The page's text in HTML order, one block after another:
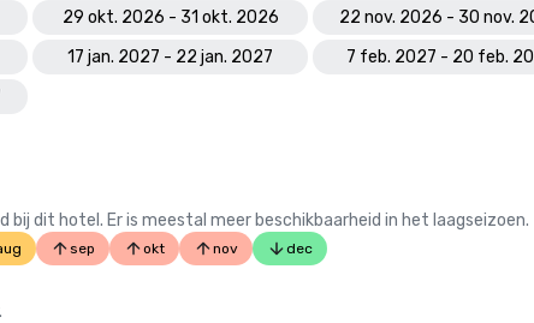
29 okt. 2026 - 31 okt. 2026
22 nov. 2026 - 30 nov.
17 jan. 2027 - 22 jan. 2027
7 feb. 2027 - 20 feb.
dit hotel. Er is meestal meer beschikbaarheid in het laagseizoen.
sep okt nov dec